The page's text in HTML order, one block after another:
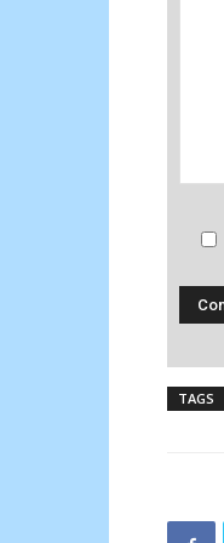
TAGS